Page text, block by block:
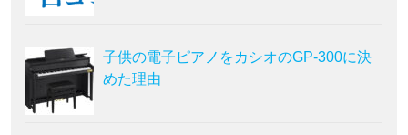
子供の電子ピアノをカシオのGP-300に決
めた理由